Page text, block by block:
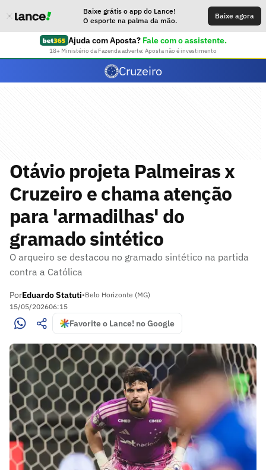
Baixe grátis o app do Lance!
O esporte na palma da mão.
Baixe agora
Ajuda com Aposta? Fale com o assistente.
18+ Ministério da Fazenda adverte: Aposta não é investimento
Cruzeiro
Otávio projeta Palmeiras x
Cruzeiro e chama atenção
para 'armadilhas' do
gramado sintético
O arqueiro se destacou no gramado sintético na partida
contra a Católica
PorEduardo Statuti•Belo Horizonte (MG)
15/05/202606:15
Favorite o Lance! no Google